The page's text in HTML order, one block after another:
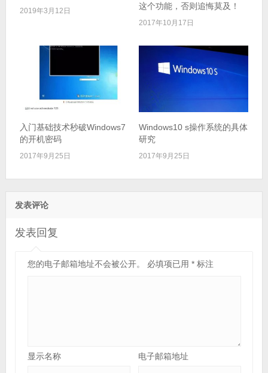
2019年3月12日
这个功能，否则追悔莫及！
2017年10月17日
入门基础技术秒破Windows7
的开机密码
2017年9月25日
Windows10 s操作系统的具体
研究
2017年9月25日
发表评论
发表回复
您的电子邮箱地址不会被公开。 必填项已用 *标注
显示名称 电子邮箱地址